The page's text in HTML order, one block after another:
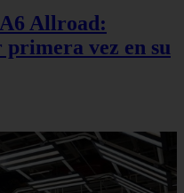
Allroad:
vez en su